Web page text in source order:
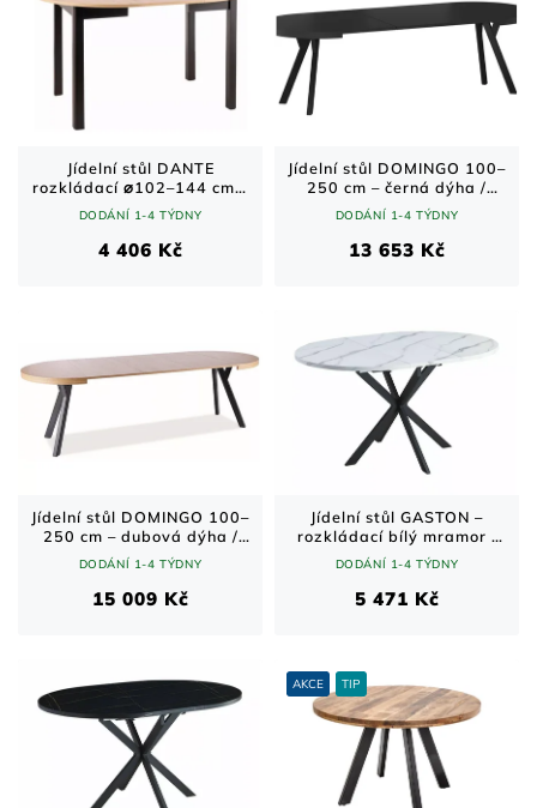
Jídelní stůl DANTE
rozkládací ⌀102–144 cm –
dub artisan / černá matná
konstrukce
DODÁNÍ 1-4 TÝDNY
4 406 Kč
Jídelní stůl DOMINGO 100–
250 cm – černá dýha /
černý kov
DODÁNÍ 1-4 TÝDNY
13 653 Kč
Jídelní stůl DOMINGO 100–
250 cm – dubová dýha /
černý kov
DODÁNÍ 1-4 TÝDNY
15 009 Kč
Jídelní stůl GASTON –
rozkládací bílý mramor /
černé nohy 100(135)x100
cm
DODÁNÍ 1-4 TÝDNY
5 471 Kč
AKCE TIP